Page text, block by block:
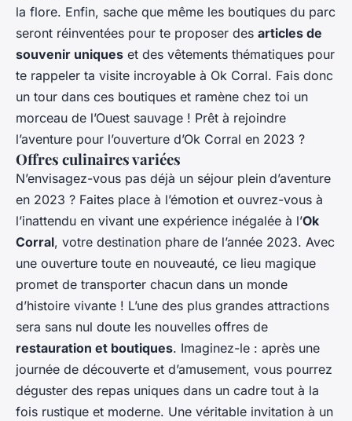
la flore. Enfin, sache que même les boutiques du parc
seront réinventées pour te proposer des articles de
souvenir uniques et des vêtements thématiques pour
te rappeler ta visite incroyable à Ok Corral. Fais donc
un tour dans ces boutiques et ramène chez toi un
morceau de l’Ouest sauvage ! Prêt à rejoindre
l’aventure pour l’ouverture d’Ok Corral en 2023 ?
Offres culinaires variées
N’envisagez-vous pas déjà un séjour plein d’aventure
en 2023 ? Faites place à l’émotion et ouvrez-vous à
l’inattendu en vivant une expérience inégalée à l’Ok
Corral, votre destination phare de l’année 2023. Avec
une ouverture toute en nouveauté, ce lieu magique
promet de transporter chacun dans un monde
d’histoire vivante ! L’une des plus grandes attractions
sera sans nul doute les nouvelles offres de
restauration et boutiques. Imaginez-le : après une
journée de découverte et d’amusement, vous pourrez
déguster des repas uniques dans un cadre tout à la
fois rustique et moderne. Une véritable invitation à un